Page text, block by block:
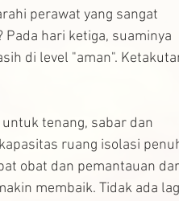
perawat yang sangat
hari ketiga, suaminya
di level "aman".
tenang, sabar dan
ruang isolasi
obat dan pemantauan
membaik. Tidak ada